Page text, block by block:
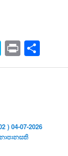
Skype
Print
04-07-2026